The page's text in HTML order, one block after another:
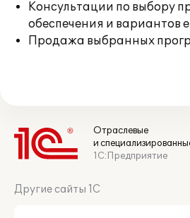
Консультации по выбору
обеспечения и вариантов
Продажа выбранных
Отраслевые
и
1С:Предприятие
Другие сайты 1С